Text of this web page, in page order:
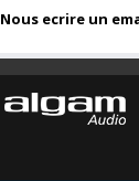
Nous ecrire un